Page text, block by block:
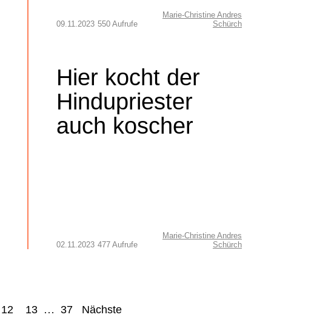
09.11.2023 550 Aufrufe
Marie-Christine Andres
Schürch
Hier kocht der
Hindupriester
auch koscher
02.11.2023 477 Aufrufe
Marie-Christine Andres
Schürch
12 13 … 37 Nächste